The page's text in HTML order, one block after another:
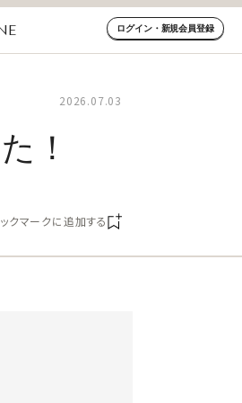
ログイン・新規会員登録
2026.07.03
！
クマークに追加する